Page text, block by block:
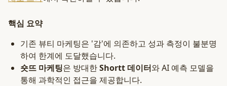
핵심 요약
기존 뷰티 마케팅은 '감'에 의존하고 성과 측정이 불분명
하여 한계에 도달했습니다.
숏뜨 마케팅은 방대한Shortt 데이터와 AI 예측 모델을
통해 과학적인 접근을 제공합니다.